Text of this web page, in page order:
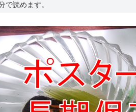
で読めます。